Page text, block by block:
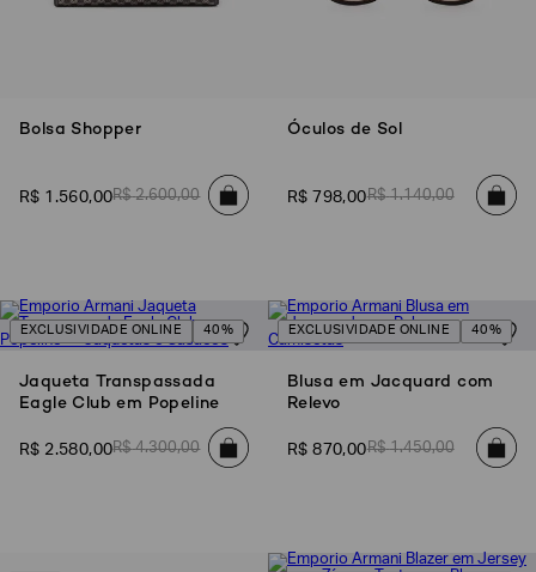
Bolsa Shopper
R$ 1 .560,00R$ 2.600,00
Óculos de Sol
R$ 798,00R$ 1.140,00
EXCLUSIVIDADE ONLINE 40%
Jaqueta Transpassada
Eagle Club em Popeline
R$ 2.580,00R$ 4.300,00
EXCLUSIVIDADE ONLINE 40%
Blusa em Jacquard com
Relevo
R$ 870,00R$ 1.450,00
Estou
interessado
nas
seguintes
e
todos